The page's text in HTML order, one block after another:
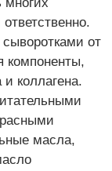
от
компоненты,
коллагена.
масла,